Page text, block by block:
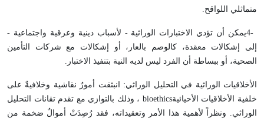
متماثلي اللواقح.
4-يمكن أن تؤدي الاختبارات الوراثية - لأسباب دينية وعرقية واجتماعية -
إلى إشكالات معقدة، كالوصم بالعار، أو إشكالات مع شركات التأمين
الصحية، أو ببساطة أن الفرد ليس لديه النية بتنفيذ الاختبار .
الأخلاقيات الوراثية في التحليل الوراثي: انبثقت أمورٌ نقاشية وخلافيةٌ على
خلفية الأخلاقيات الأحيائيةbioethics ، وذلك بالتوازي مع تقدم تقانات التحليل
الوراثي. ونظراً لأهمية هذا الأمر وتعقيداته، فقد رُصِدَتْ أموالٌ ضخمة من